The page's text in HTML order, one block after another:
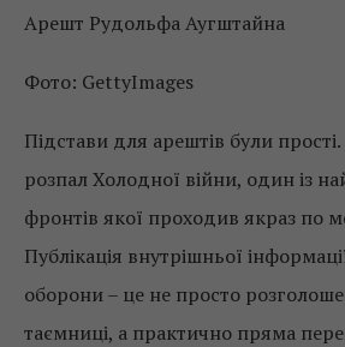
Арешт Рудольфа Аугштайна
Фото: GettyImages
Підстави для арештів були
розпал Холодної війни, один із
фронтів якої проходив якраз по
Публікація внутрішньої
оборони – це не просто
таємниці, а практично пряма